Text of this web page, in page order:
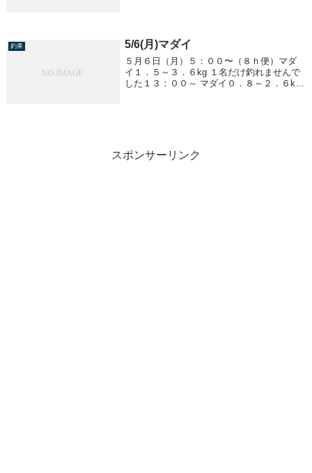
釣果 5/6(月)マダイ
５月６日（月）５：００〜（８ｈ便）マダ
イ１．５～３．６kg １名だけ釣れませんで
した１３：００～ マダイ０．８～２．６kg
スポンサーリンク